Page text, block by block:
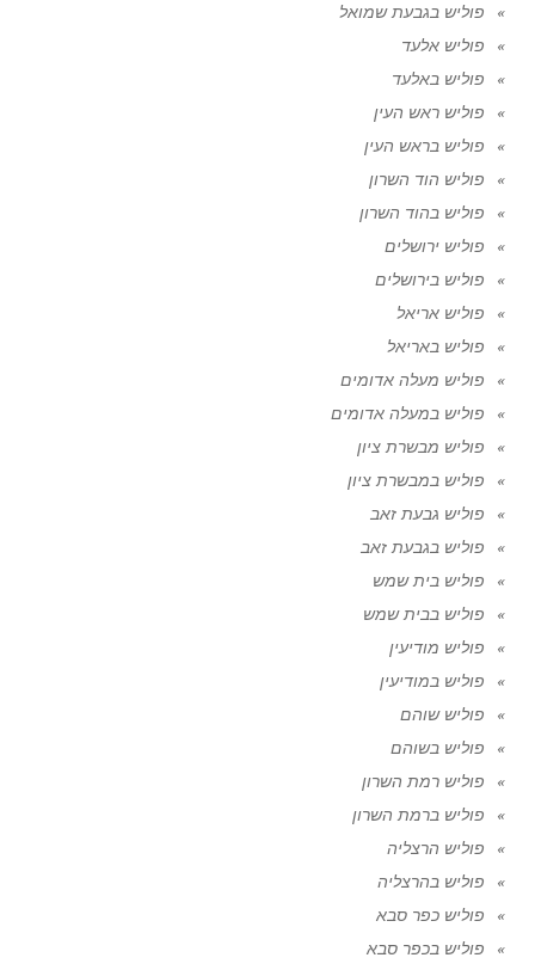
פוליש בגבעת שמואל
פוליש אלעד
פוליש באלעד
פוליש ראש העין
פוליש בראש העין
פוליש הוד השרון
פוליש בהוד השרון
פוליש ירושלים
פוליש בירושלים
פוליש אריאל
פוליש באריאל
פוליש מעלה אדומים
פוליש במעלה אדומים
פוליש מבשרת ציון
פוליש במבשרת ציון
פוליש גבעת זאב
פוליש בגבעת זאב
פוליש בית שמש
פוליש בבית שמש
פוליש מודיעין
פוליש במודיעין
פוליש שוהם
פוליש בשוהם
פוליש רמת השרון
פוליש ברמת השרון
פוליש הרצליה
פוליש בהרצליה
פוליש כפר סבא
פוליש בכפר סבא